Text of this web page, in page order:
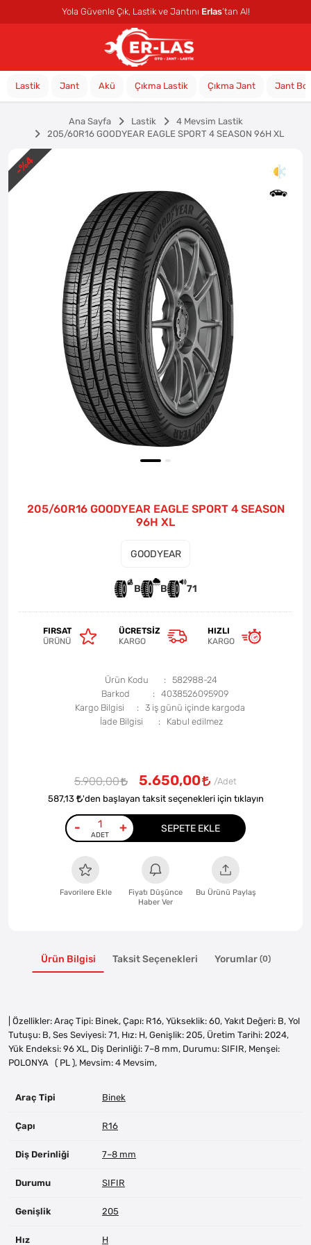
Yola Güvenle Çık, Lastik ve Jantını Erlas’tan Al!
Lastik Jant Akü Çıkma Lastik Çıkma Jant Jant
Ana Sayfa Lastik
4 Mevsim Lastik
205/60R16 GOODYEAR EAGLE SPORT 4 SEASON 96H XL
205/60R16 GOODYEAR EAGLE SPORT 4 SEASON
96H XL
GOODYEAR
B B 71
FIRSAT
ÜRÜNÜ
ÜCRETSIZ
KARGO
HIZLI
KARGO
Ürün Kodu
582988-24
Barkod
4038526095909
Kargo Bilgisi
3 iş günü içinde kargoda
İade Bilgisi
5.900,00
-
%4
5.650,00
587,13 'den başlayan taksit seçenekleri için tıklayın
- + SEPETE EKLE
Favorilere Ekle
Fiyatı Düşünce
Haber Ver
Bu Ürünü Paylaş
Ürün Bilgisi Taksit Seçenekleri Yorumlar (0)
| Özellikler: Araç Tipi: Binek, Çapı: R16, Yükseklik: 60, Yakıt Değeri: B, Yol
Tutuşu: B, Ses Seviyesi: 71, Hız: H, Genişlik: 205, Üretim Tarihi: 2024,
Yük Endeksi: 96 XL, Diş Derinliği: 7–8 mm, Durumu: SIFIR, Menşei:
POLONYA ( PL ), Mevsim: 4 Mevsim,
Araç Tipi Binek
Çapı R16
Diş Derinliği 7–8 mm
Durumu SIFIR
Genişlik 205
Hız H